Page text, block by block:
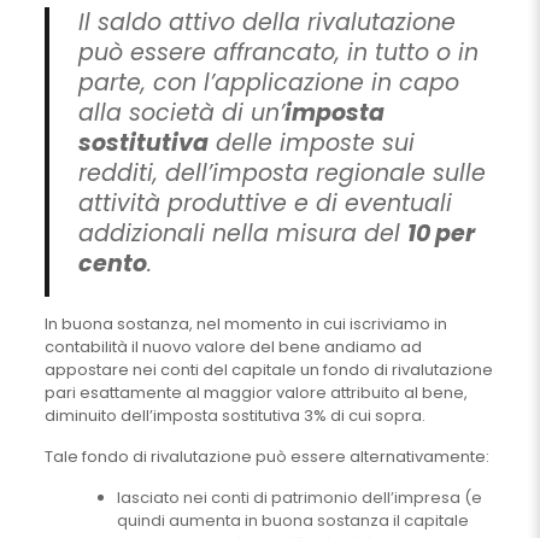
Il saldo attivo della rivalutazione
può essere affrancato, in tutto o in
parte, con l’applicazione in capo
alla società di un’imposta
sostitutivadelle imposte sui
redditi, dell’imposta regionale sulle
attività produttive e di eventuali
addizionali nella misura del 10 per
cento.
In buona sostanza, nel momento in cui iscriviamo in
contabilità il nuovo valore del bene andiamo ad
appostare nei conti del capitale un fondo di rivalutazione
pari esattamente al maggior valore attribuito al bene,
diminuito dell’imposta sostitutiva 3% di cui sopra.
Tale fondo di rivalutazione può essere alternativamente:
lasciato nei conti di patrimonio dell’impresa (e
quindi aumenta in buona sostanza il capitale